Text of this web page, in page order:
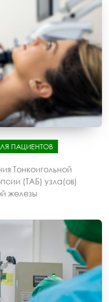
ПАЦИЕНТОВ
Тонкоигольной
(ТАБ) узла(ов)
железы